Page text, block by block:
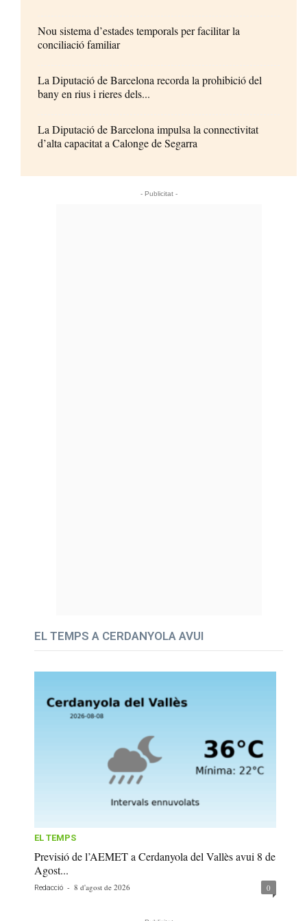
Nou sistema d’estades temporals per facilitar la
conciliació familiar
La Diputació de Barcelona recorda la prohibició del
bany en rius i rieres dels...
La Diputació de Barcelona impulsa la connectivitat
d’alta capacitat a Calonge de Segarra
- Publicitat -
EL TEMPS A CERDANYOLA AVUI
EL TEMPS
Previsió de l’AEMET a Cerdanyola del Vallès avui 8 de
Agost...
Redacció - 8 d'agost de 2026 0